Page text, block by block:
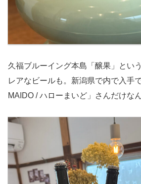
久福ブルーイング本島「醸果」とい
レアなビールも。新潟県で内で入手
MAIDO / ハローまいど」さんだけな